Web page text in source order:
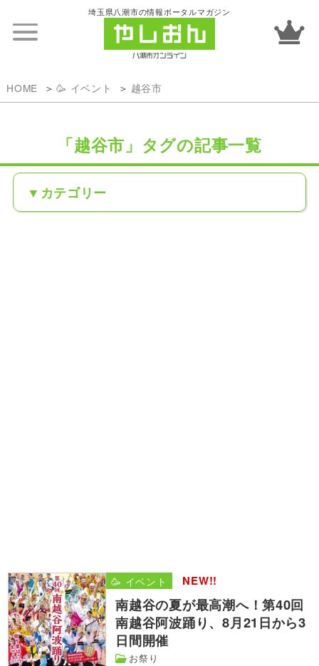
埼玉県八潮市の情報ポータルマガジン
HOME 🥳 イベント 越谷市
「越谷市」タグの記事一覧
カテゴリー
南越谷の夏が最高潮へ！第40回
南越谷阿波踊り、8月21日から3
日間開催
お祭り
🥳 イベント NEW!!